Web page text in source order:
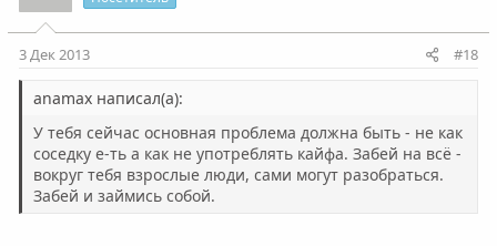
3 Дек 2013 #18
anamax написал(а):
У тебя сейчас основная проблема должна быть - не как
соседку e-ть а как не употреблять кайфа. Забей на всё -
вокруг тебя взрослые люди, сами могут разобраться.
Забей и займись собой.